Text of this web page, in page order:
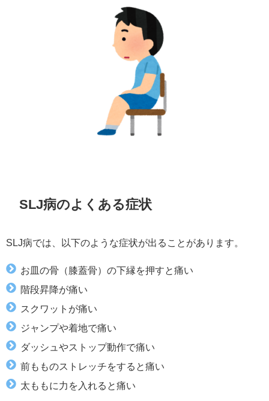
SLJ病のよくある症状
SLJ病では、以下のような症状が出ることがあります。
お皿の骨（膝蓋骨）の下縁を押すと痛い
階段昇降が痛い
スクワットが痛い
ジャンプや着地で痛い
ダッシュやストップ動作で痛い
前もものストレッチをすると痛い
太ももに力を入れると痛い